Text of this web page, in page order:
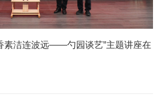
素洁连波远——勺园谈艺”主题讲座在